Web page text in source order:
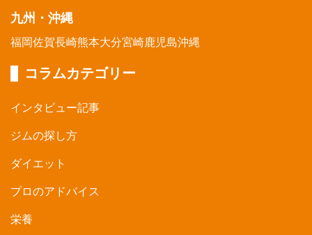
九州・沖縄
福岡佐賀長崎熊本大分宮崎鹿児島沖縄
コラムカテゴリー
インタビュー記事
ジムの探し方
ダイエット
プロのアドバイス
栄養